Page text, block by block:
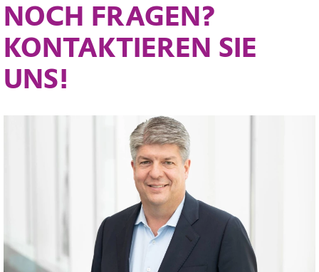
NOCH FRAGEN?
KONTAKTIEREN SIE
UNS!